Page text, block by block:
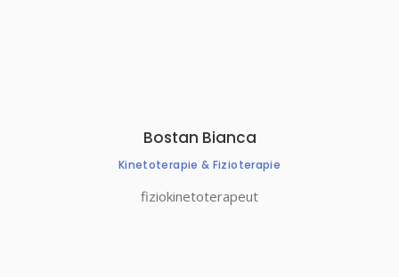
Bostan Bianca
Kinetoterapie & Fizioterapie
fiziokinetoterapeut